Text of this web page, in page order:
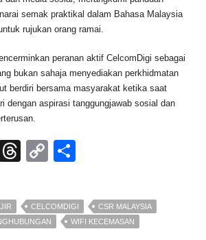
semak praktikal dalam Bahasa Malaysia
rujukan orang ramai.
peranan aktif CelcomDigi sebagai
bukan sahaja menyediakan perkhidmatan
berdiri bersama masyarakat ketika saat
dengan aspirasi tanggungjawab sosial dan
X
T
e
a
C
p
y
ar
e
CELCOMDIGI
CSR MALAYSIA
WIFI KECEMASAN